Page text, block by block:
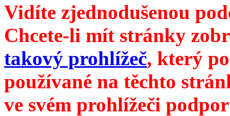
Vidíte zjednodušenou
Chcete-li mít stránky
takový prohlížeč, který
používané na těchto
ve svém prohlížeči